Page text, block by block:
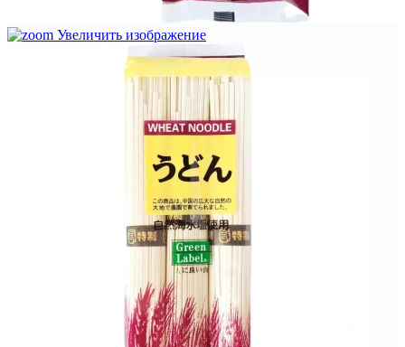
Увеличить изображение